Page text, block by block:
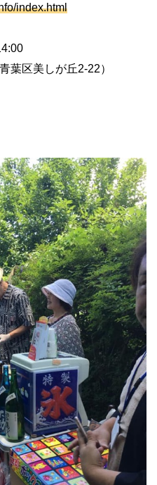
index.html
葉区美しが丘2-22）